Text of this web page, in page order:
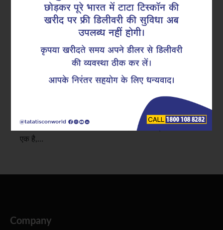
जंग से दीर्घकालिक सुरक्षा: कैसे GFX कोटेड
सुपरलिंक्स सतही उपचार से आगे प्रदर्शन
करते हैं
जंग केवल एक सामग्री से जुड़ी समस्या नहीं है; यह प्रदर्शन, सुरक्षा
आने वाले इंफ्रास्ट्रक्चर के लिए, पारंपरिक सतही सुरक्षा विधियाँ
अक्सर अपर्याप्त साबित होती हैं। यही कारण है कि टाटा टिस्कॉन,
जो भारत के सबसे विश्वसनीय स्टील रिइन्फोर्समेंट प्रदाताओं में से
एक है,…
Company